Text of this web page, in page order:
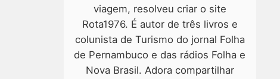
viagem, resolveu criar o site
Rota1976. É autor de três livros e
colunista de Turismo do jornal Folha
de Pernambuco e das rádios Folha e
Nova Brasil. Adora compartilhar